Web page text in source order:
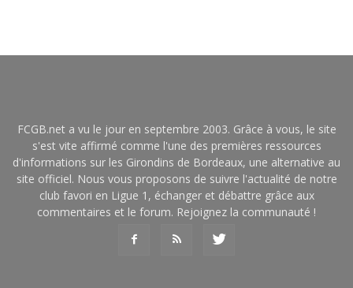
FCGB.net a vu le jour en septembre 2003. Grâce à vous, le site
s'est vite affirmé comme l'une des premières ressources
d'informations sur les Girondins de Bordeaux, une alternative au
site officiel. Nous vous proposons de suivre l'actualité de notre
club favori en Ligue 1, échanger et débattre grâce aux
commentaires et le forum. Rejoignez la communauté !